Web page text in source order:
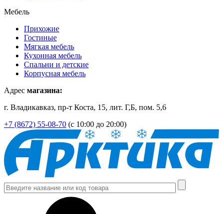
Мебель
Прихожие
Гостиные
Мягкая мебель
Кухонная мебель
Спальни и детские
Корпусная мебель
Адрес магазина:
г. Владикавказ, пр-т Коста, 15, лит. Г,Б, пом. 5,6
+7 (8672) 55-08-70 (с 10:00 до 20:00)